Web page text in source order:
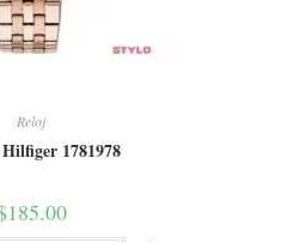
Reloj
1781978
185.00